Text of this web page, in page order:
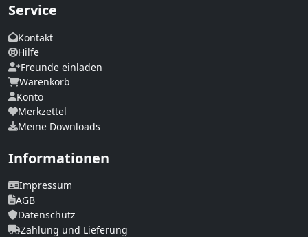
Service
Kontakt
Hilfe
Freunde einladen
Warenkorb
Konto
Merkzettel
Meine Downloads
Informationen
Impressum
AGB
Datenschutz
Zahlung und Lieferung